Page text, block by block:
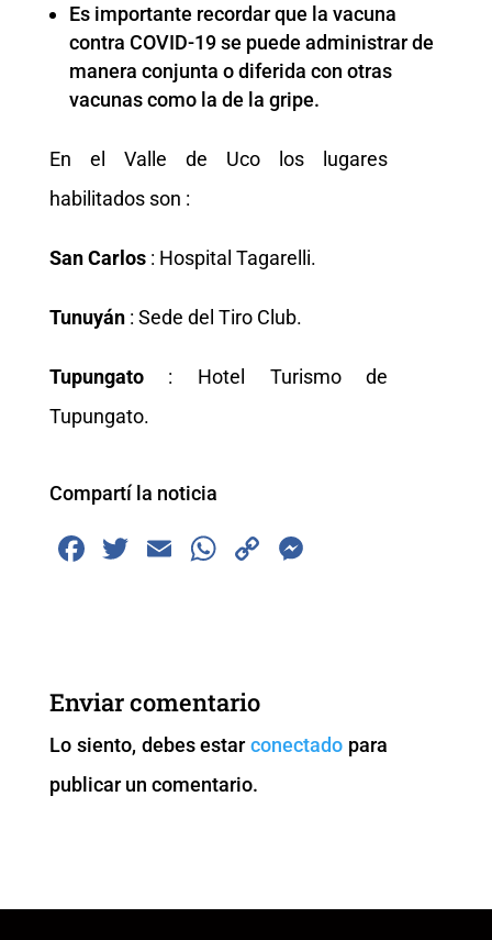
Es importante recordar que la vacuna
contra COVID-19 se puede administrar de
manera conjunta o diferida con otras
vacunas como la de la gripe.
En el Valle de Uco los lugares
habilitados son :
San Carlos: Hospital Tagarelli.
Tunuyán: Sede del Tiro Club.
Tupungato: Hotel Turismo de
Tupungato.
Compartí la noticia
F
b
o
o
k
T
E
W
A
p
p
C
k
er
Enviar comentario
Lo siento, debes estarconectado para
publicar un comentario.